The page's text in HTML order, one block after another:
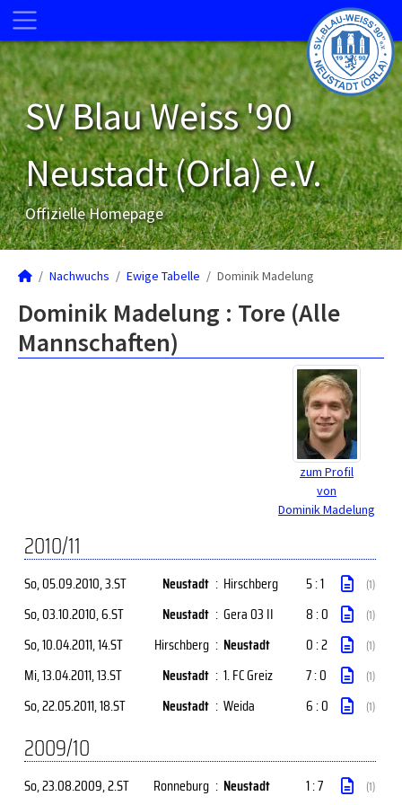
SV Blau Weiss '90
Neustadt (Orla) e.V.
Offizielle Homepage
Nachwuchs Ewige Tabelle Dominik Madelung
Dominik Madelung : Tore (Alle
Mannschaften)
zum Profil
von
Dominik Madelung
2010/11
So, 05.09.2010, 3.ST Neustadt : Hirschberg 5 : 1 (1)
So, 03.10.2010, 6.ST Neustadt : Gera 03 II 8 : 0 (1)
So, 10.04.2011, 14.ST Hirschberg : Neustadt 0 : 2 (1)
Mi, 13.04.2011, 13.ST Neustadt : 1. FC Greiz 7 : 0 (1)
So, 22.05.2011, 18.ST Neustadt : Weida 6 : 0 (1)
2009/10
So, 23.08.2009, 2.ST Ronneburg : Neustadt 1 : 7 (1)